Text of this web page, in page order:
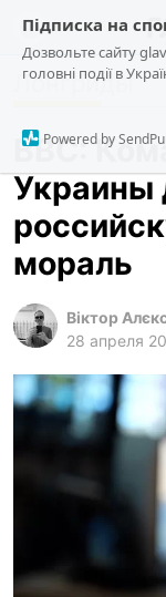
Підписка на
Дозвольте сайту
головні події в
Powered by
новости
о проекте
Лонгриды
BBC:
Украины
мораль
Віктор
28 апреля